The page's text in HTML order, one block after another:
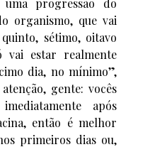
progressão do
organismo, que vai
sétimo, oitavo
vai estar realmente
dia, no mínimo”,
gente: vocês
após
então é melhor
primeiros dias ou,